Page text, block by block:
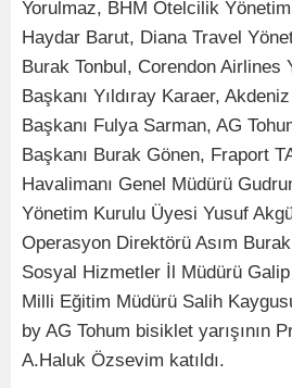
Yorulmaz, BHM Otelcilik
Haydar Barut, Diana Travel
Burak Tonbul, Corendon Airlines
Başkanı Yıldıray Karaer,
Başkanı Fulya Sarman, AG
Başkanı Burak Gönen, Fraport
Havalimanı Genel Müdürü
Yönetim Kurulu Üyesi Yusuf
Operasyon Direktörü Asım
Sosyal Hizmetler İl Müdürü
Milli Eğitim Müdürü Salih
by AG Tohum bisiklet yarışının
A.Haluk Özsevim katıldı.